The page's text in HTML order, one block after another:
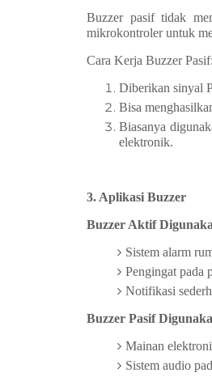
Buzzer pasif tidak
mikrokontroler untuk
Cara Kerja Buzzer Pasif:
Diberikan sinyal
Bisa
Biasanya
elektronik.
3. Aplikasi Buzzer
Buzzer Aktif
Sistem alarm
Pengingat pada
Notifikasi
Buzzer Pasif
Mainan
Sistem audio